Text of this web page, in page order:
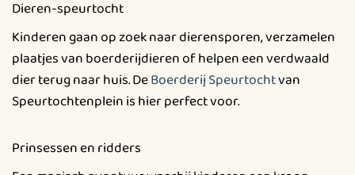
Dieren-speurtocht
Kinderen gaan op zoek naar dierensporen, verzamelen
plaatjes van boerderijdieren of helpen een verdwaald
dier terug naar huis. DeBoerderij Speurtochtvan
Speurtochtenplein is hier perfect voor.
Prinsessen en ridders